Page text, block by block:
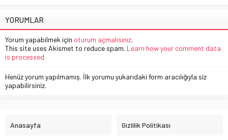
YORUMLAR
Yorum yapabilmek için oturum açmalısınız.
This site uses Akismet to reduce spam. Learn how your comment data
is processed.
Henüz yorum yapılmamış. İlk yorumu yukarıdaki form aracılığıyla siz
yapabilirsiniz.
Anasayfa Gizlilik Politikası